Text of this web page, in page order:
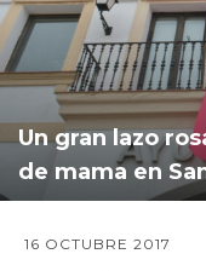
Un gran lazo
de mama en
16 OCTUBRE 2017